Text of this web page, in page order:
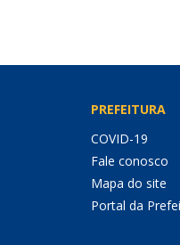
PREFEITURA
COVID-19
Fale conosco
Mapa do site
Portal da